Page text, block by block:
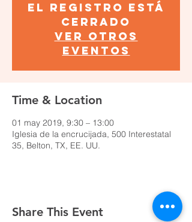
El registro está
cerrado
Ver otros
eventos
Time & Location
01 may 2019, 9:30 – 13:00
Iglesia de la encrucijada, 500 Interestatal
35, Belton, TX, EE. UU.
Share This Event